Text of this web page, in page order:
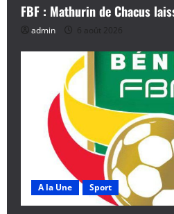
FBF : Mathurin de Chacus
admin 6 août 2026
A la Une Sport